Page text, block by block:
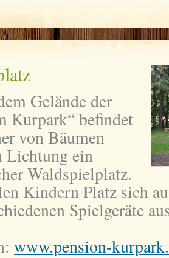
Gelände der
Kurpark“ befindet
von Bäumen
Lichtung ein
Waldspielplatz.
Kindern Platz sich
Spielgeräte
www.pension-